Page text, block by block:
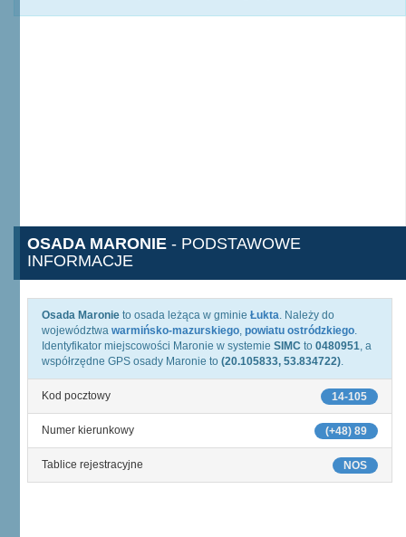
OSADA MARONIE - PODSTAWOWE
INFORMACJE
Osada Maronie to osada leżąca w gminie Łukta. Należy do
województwa warmińsko-mazurskiego, powiatu ostródzkiego.
Identyfikator miejscowości Maronie w systemie SIMC to 0480951, a
współrzędne GPS osady Maronie to (20.105833, 53.834722).
14-105
Kod pocztowy
(+48) 89
Numer kierunkowy
NOS
Tablice rejestracyjne